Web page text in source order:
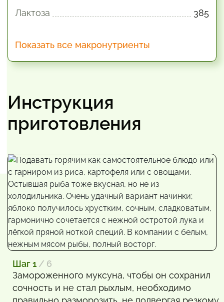
Лактоза
385
Показать все макронутриенты
Инструкция
приготовления
Шаг 1 / 6
Замороженного муксуна, чтобы он сохранил
сочность и не стал рыхлым, необходимо